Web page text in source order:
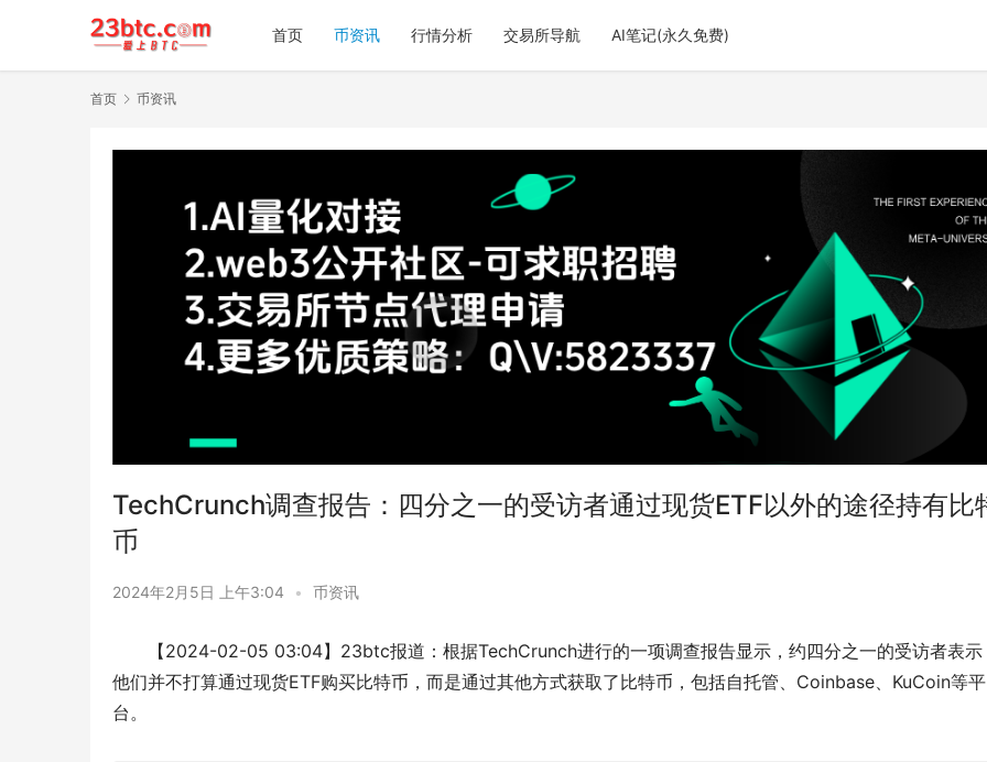
首页 币资讯 行情分析 交易所导航 AI笔记(永久免费)
首页 币资讯
TechCrunch调查报告：四分之一的受访者通过现货ETF以外的途径持有比
币
2024年2月5日 上午3:04 • 币资讯
【2024-02-05 03:04】23btc报道：根据TechCrunch进行的一项调查报告显示，约四分之一的受访者表示
他们并不打算通过现货ETF购买比特币，而是通过其他方式获取了比特币，包括自托管、Coinbase、KuCoin等平
台。